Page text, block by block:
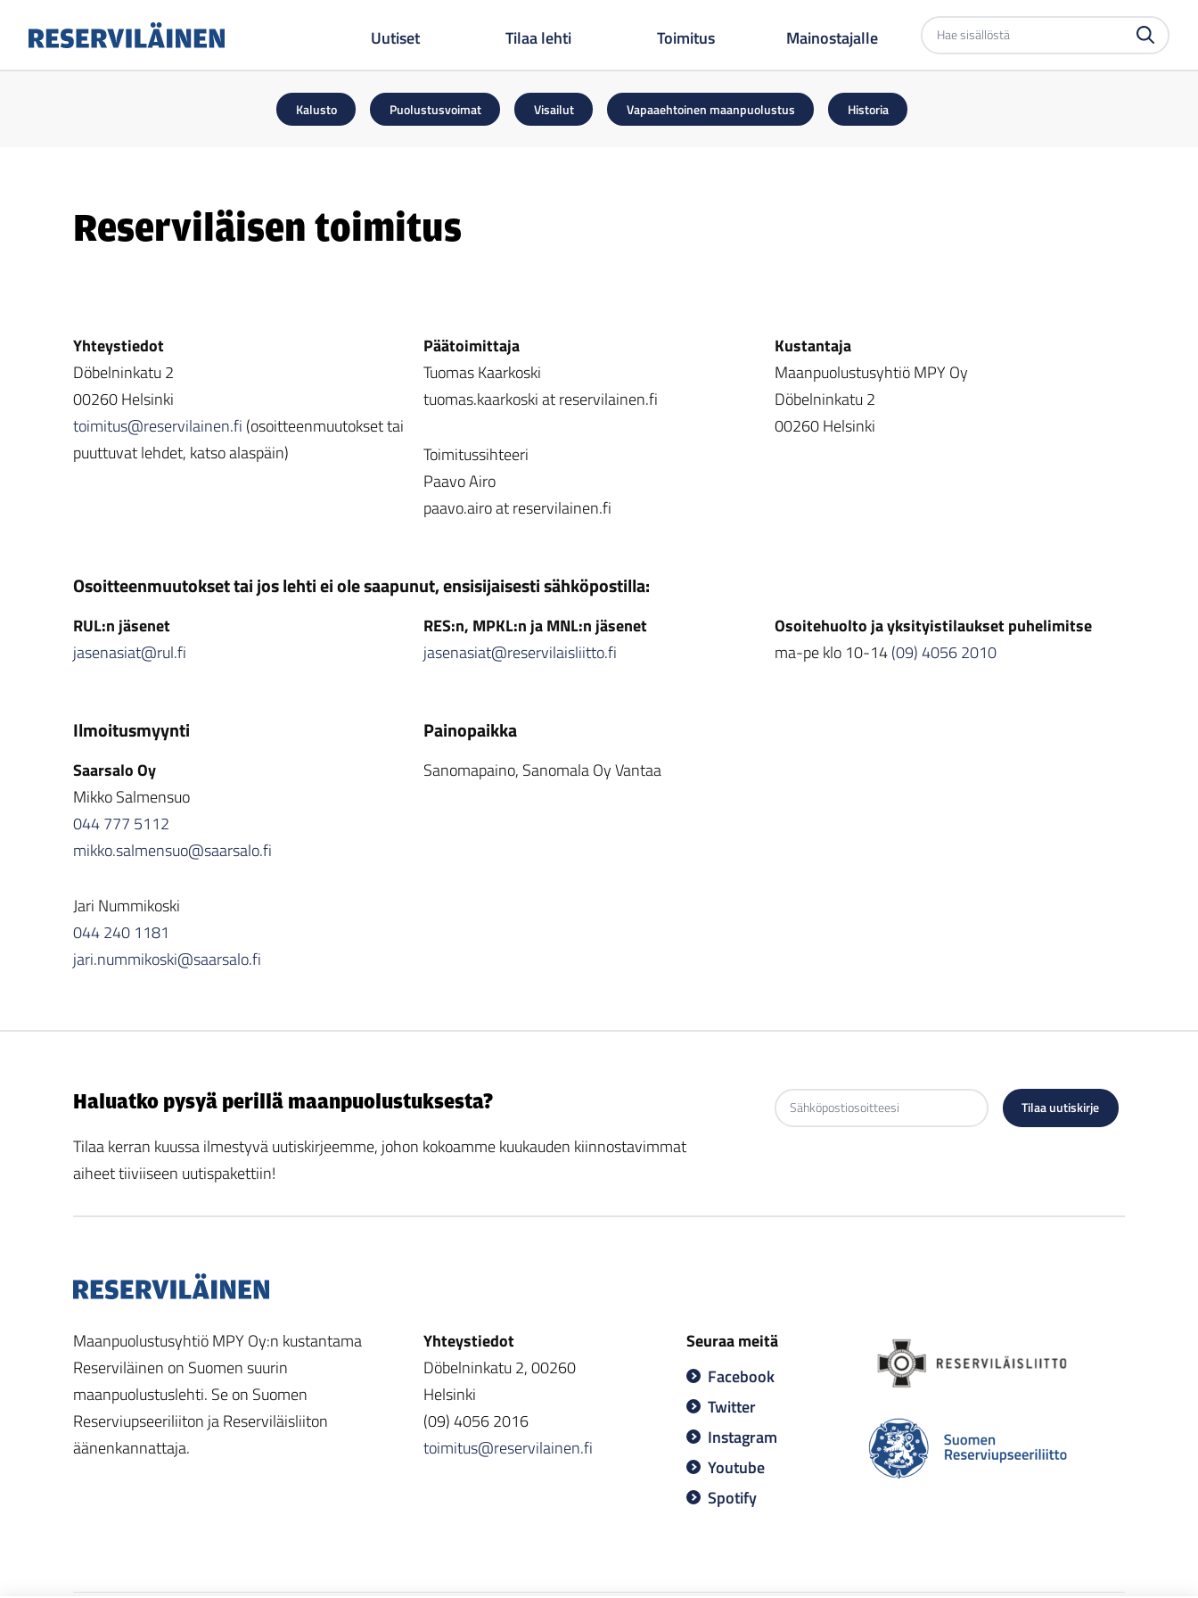
Uutiset Tilaa lehti Toimitus Mainostajalle
Etsi
sivustolta
Kalusto Puolustusvoimat Visailut Vapaaehtoinen maanpuolustus Historia
Reserviläisen toimitus
Yhteystiedot
Döbelninkatu 2
00260 Helsinki
toimitus@reservilainen.fi (osoitteenmuutokset tai
puuttuvat lehdet, katso alaspäin)
Päätoimittaja
Tuomas Kaarkoski
tuomas.kaarkoski at reservilainen.fi
Toimitussihteeri
Paavo Airo
paavo.airo at reservilainen.fi
Kustantaja
Maanpuolustusyhtiö MPY Oy
Döbelninkatu 2
00260 Helsinki
Osoitteenmuutokset tai jos lehti ei ole saapunut, ensisijaisesti sähköpostilla:
RUL:n jäsenet
jasenasiat@rul.fi
RES:n, MPKL:n ja MNL:n jäsenet
jasenasiat@reservilaisliitto.fi
Osoitehuolto ja yksityistilauksetpuhelimitse
ma-pe klo 10-14(09) 4056 2010
Ilmoitusmyynti
Saarsalo Oy
Mikko Salmensuo
044 777 5112
mikko.salmensuo@saarsalo.fi
Jari Nummikoski
044 240 1181
jari.nummikoski@saarsalo.fi
Painopaikka
Sanomapaino, Sanomala Oy Vantaa
Haluatko pysyä perillä maanpuolustuksesta?
Tilaa kerran kuussa ilmestyvä uutiskirjeemme, johon kokoamme kuukauden kiinnostavimmat
aiheet tiiviiseen uutispakettiin!
Maanpuolustusyhtiö MPY Oy:n kustantama
Reserviläinen on Suomen suurin
maanpuolustuslehti. Se on Suomen
Reserviupseeriliiton ja Reserviläisliiton
äänenkannattaja.
Yhteystiedot
Döbelninkatu 2, 00260
Helsinki
(09) 4056 2016
toimitus@reservilainen.fi
Seuraa meitä
Facebook
Twitter
Instagram
Youtube
Spotify